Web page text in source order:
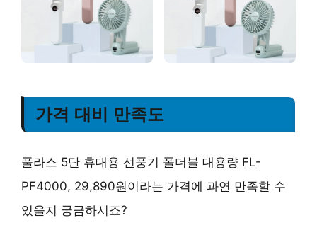
가격 대비 만족도
풀라스 5단 휴대용 선풍기 폴더블 대용량 FL-
PF4000, 29,890원이라는 가격에 과연 만족할 수
있을지 궁금하시죠?